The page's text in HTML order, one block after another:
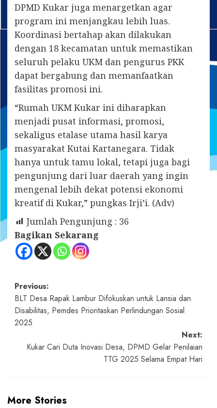
DPMD Kukar juga menargetkan agar
program ini menjangkau lebih luas.
Koordinasi bertahap akan dilakukan
dengan 18 kecamatan untuk memastikan
seluruh pelaku UKM dan pengurus PKK
dapat bergabung dan memanfaatkan
fasilitas promosi ini.
“Rumah UKM Kukar ini diharapkan
menjadi pusat informasi, promosi,
sekaligus etalase utama hasil karya
masyarakat Kutai Kartanegara. Tidak
hanya untuk tamu lokal, tetapi juga bagi
pengunjung dari luar daerah yang ingin
mengenal lebih dekat potensi ekonomi
kreatif di Kukar,” pungkas Irji’i. (Adv)
Jumlah Pengunjung : 36
Bagikan Sekarang
Post
navigation
Previous:
BLT Desa Rapak Lambur Difokuskan untuk Lansia dan
Disabilitas, Pemdes Prioritaskan Perlindungan Sosial
2025
Next:
Kukar Cari Duta Inovasi Desa, DPMD Gelar Penilaian
TTG 2025 Selama Empat Hari
More Stories